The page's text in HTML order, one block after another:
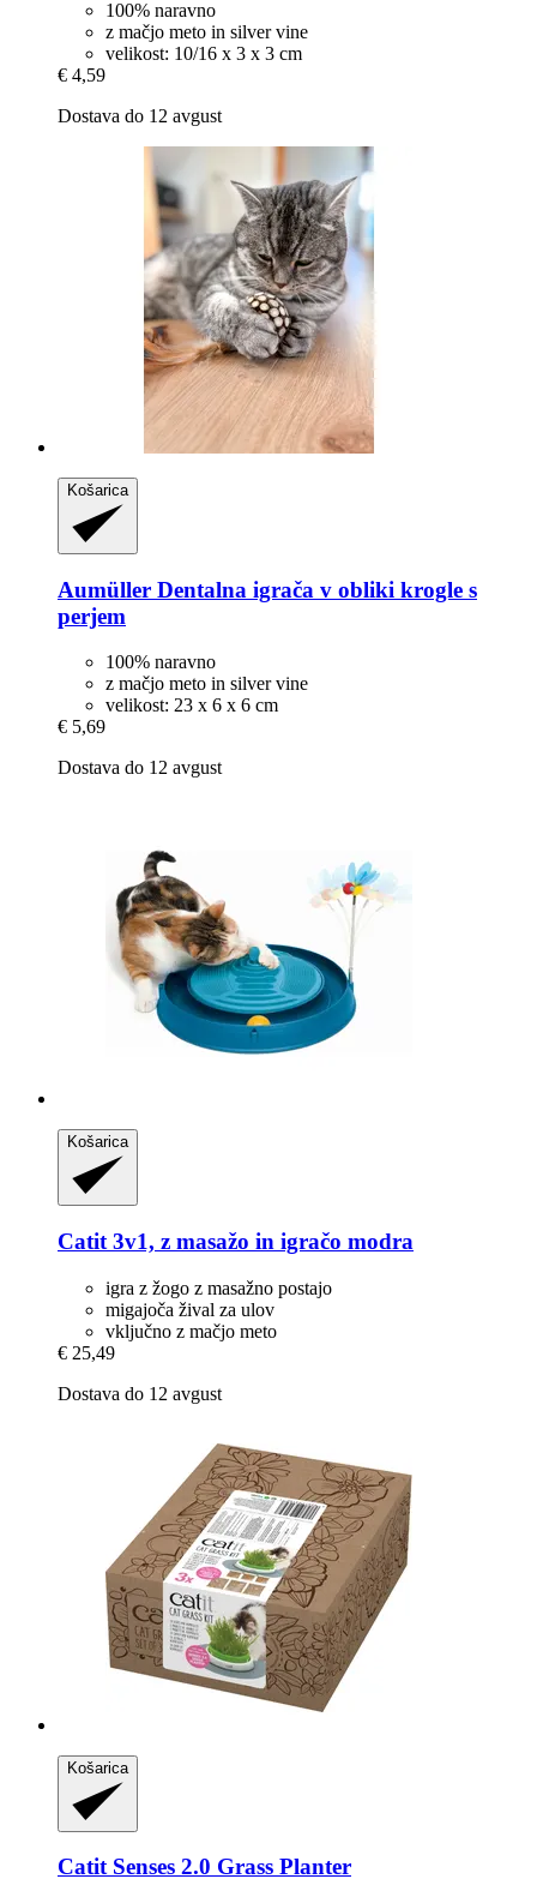
100% naravno
z mačjo meto in silver vine
velikost: 10/16 x 3 x 3 cm
€ 4,59
Dostava do 12 avgust
Košarica
Aumüller Dentalna igrača v obliki krogle s
perjem
100% naravno
z mačjo meto in silver vine
velikost: 23 x 6 x 6 cm
€ 5,69
Dostava do 12 avgust
Košarica
Catit 3v1, z masažo in igračo modra
igra z žogo z masažno postajo
migajoča žival za ulov
vključno z mačjo meto
€ 25,49
Dostava do 12 avgust
Košarica
CatitSenses 2.0 Grass Planter